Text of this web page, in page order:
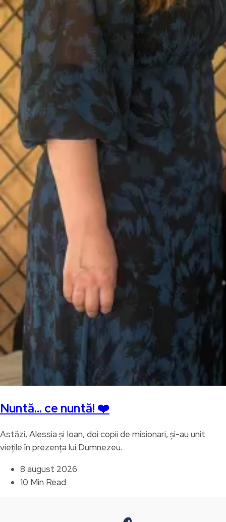
Nuntă… ce nuntă! ❤️
Astăzi, Alessia și Ioan, doi copii de misionari, și-au unit
viețile în prezența lui Dumnezeu.
8 august 2026
10 Min Read